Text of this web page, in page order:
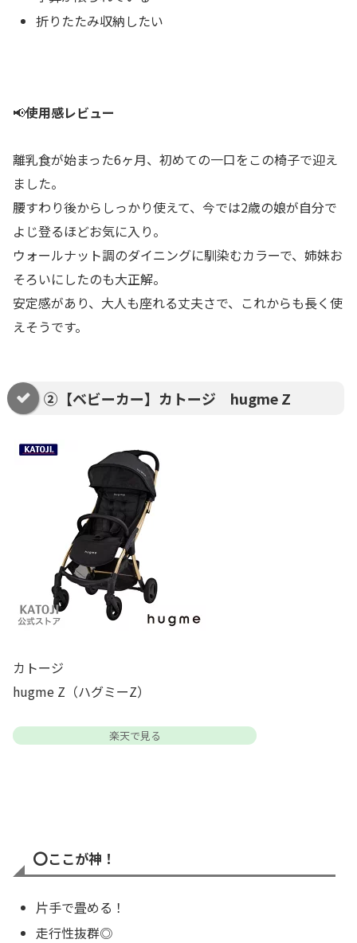
折りたたみ収納したい
📢使用感レビュー
離乳食が始まった6ヶ月、初めての一口をこの椅子で迎え
ました。
腰すわり後からしっかり使えて、今では2歳の娘が自分で
よじ登るほどお気に入り。
ウォールナット調のダイニングに馴染むカラーで、姉妹お
そろいにしたのも大正解。
安定感があり、大人も座れる丈夫さで、これからも長く使
えそうです。
②【ベビーカー】カトージ hugme Z
カトージ
hugme Z（ハグミーZ）
楽天で見る
⭕️ここが神！
片手で畳める！
走行性抜群◎